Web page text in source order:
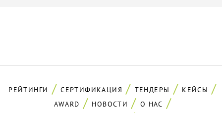
РЕЙТИНГИ СЕРТИФИКАЦИЯ ТЕНДЕРЫ
КЕЙСЫ
AWARD
НОВОСТИ
О НАС